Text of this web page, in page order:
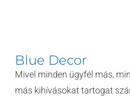
Blue Decor
Mivel minden ügyfél más,
más kihívásokat tartogat